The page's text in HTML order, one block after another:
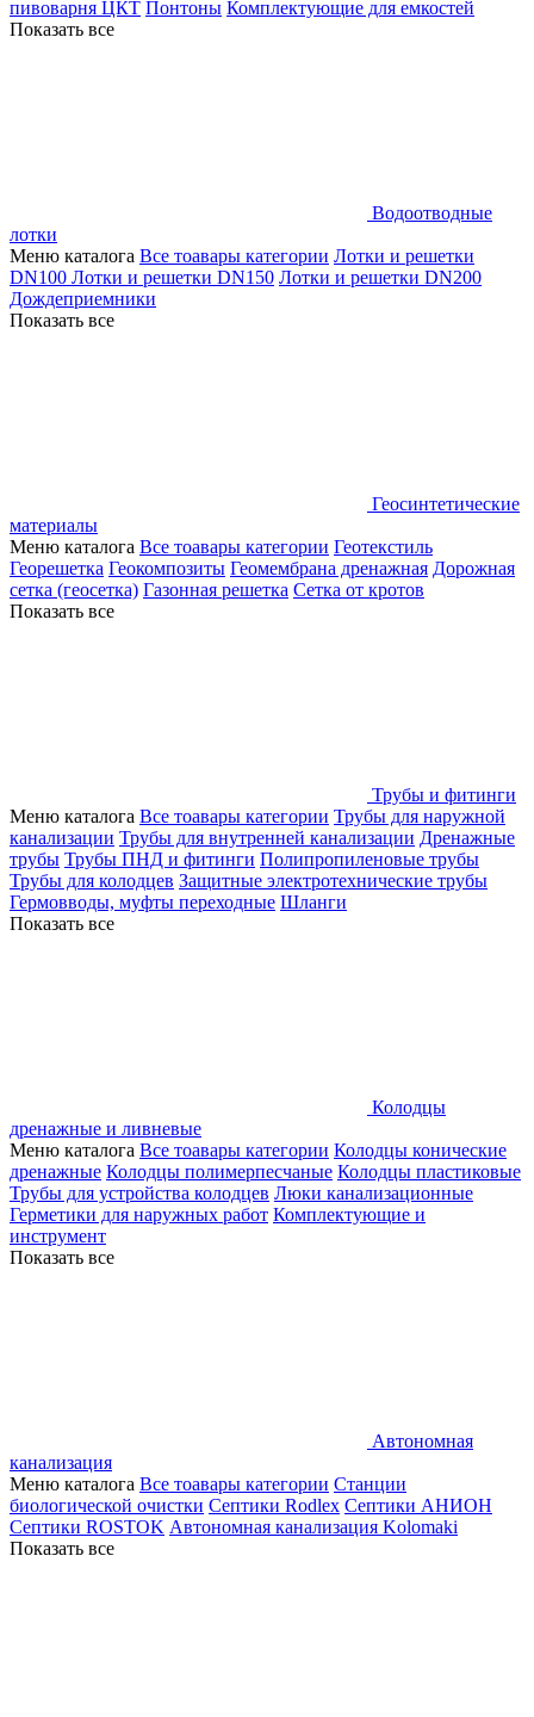
пивоварня ЦКТ Понтоны Комплектующие для емкостей
Показать все
Водоотводные
лотки
Меню каталога Все тоавары категории Лотки и решетки
DN100 Лотки и решетки DN150 Лотки и решетки DN200
Дождеприемники
Показать все
Геосинтетические
материалы
Меню каталога Все тоавары категории Геотекстиль
Георешетка Геокомпозиты Геомембрана дренажная Дорожная
сетка (геосетка) Газонная решетка Сетка от кротов
Показать все
Трубы и фитинги
Меню каталога Все тоавары категории Трубы для наружной
канализации Трубы для внутренней канализации Дренажные
трубы Трубы ПНД и фитинги Полипропиленовые трубы
Трубы для колодцев Защитные электротехнические трубы
Гермовводы, муфты переходные Шланги
Показать все
Колодцы
дренажные и ливневые
Меню каталога Все тоавары категории Колодцы конические
дренажные Колодцы полимерпесчаные Колодцы пластиковые
Трубы для устройства колодцев Люки канализационные
Герметики для наружных работ Комплектующие и
инструмент
Показать все
Автономная
канализация
Меню каталога Все тоавары категории Станции
биологической очистки Септики Rodlex Септики АНИОН
Септики ROSTOK Автономная канализация Kolomaki
Показать все